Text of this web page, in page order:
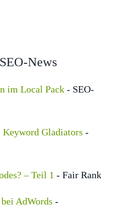
News
im Local Pack - SEO-
Keyword Gladiators -
– Teil 1 - Fair Rank
AdWords -